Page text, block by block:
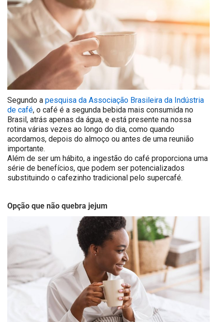
Segundo a pesquisa da Associação Brasileira da Indústria
de café, o café é a segunda bebida mais consumida no
Brasil, atrás apenas da água, e está presente na nossa
rotina várias vezes ao longo do dia, como quando
acordamos, depois do almoço ou antes de uma reunião
importante.
Além de ser um hábito, a ingestão do café proporciona uma
série de benefícios, que podem ser potencializados
substituindo o cafezinho tradicional pelo supercafé.
Opção que não quebra jejum